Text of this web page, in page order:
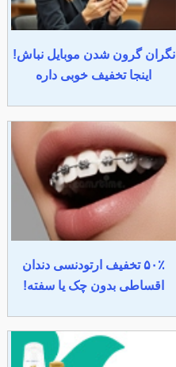
نگران گرون شدن موبایل نباش!
اینجا تخفیف خوبی داره
۵۰٪ تخفیف ارتودنسی دندان
اقساطی بدون چک یا سفته!